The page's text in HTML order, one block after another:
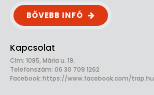
BŐVEBB INFÓ
Kapcsolat
Cím: 1085, Mária u. 19.
Telefonszám: 06 30 709 1262
Facebook: https://www.facebook.com/trap.hu